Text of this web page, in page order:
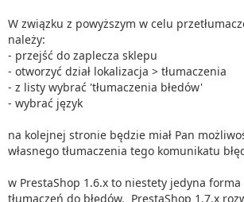
W związku z powyższym w celu
należy:
- przejść do zaplecza sklepu
- otworzyć dział lokalizacja > tłumaczenia
- z listy wybrać 'tłumaczenia błedów'
- wybrać język
na kolejnej stronie będzie miał Pan
własnego tłumaczenia tego komunikatu
w PrestaShop 1.6.x to niestety jedyna
tłumaczeń do błędów. PrestaShop 1.7.x